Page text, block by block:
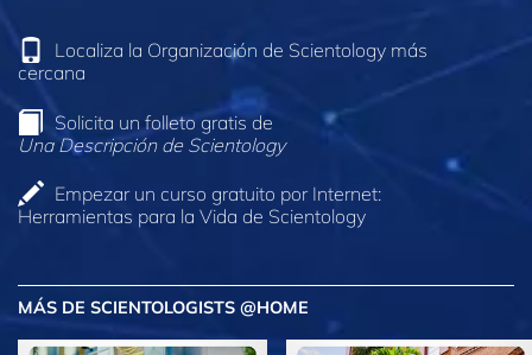
Localiza la Organización de Scientology más
cercana
Solicita un folleto gratis de
Una Descripción de Scientology
Empezar un curso gratuito por Internet:
Herramientas para la Vida de Scientology
MÁS DE SCIENTOLOGISTS @HOME